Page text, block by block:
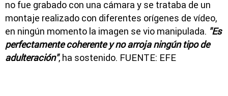
no fue grabado con una cámara y se trataba de un
montaje realizado con diferentes orígenes de vídeo,
en ningún momento la imagen se vio manipulada. "Es
perfectamente coherente y no arroja ningún tipo de
adulteración", ha sostenido. FUENTE: EFE